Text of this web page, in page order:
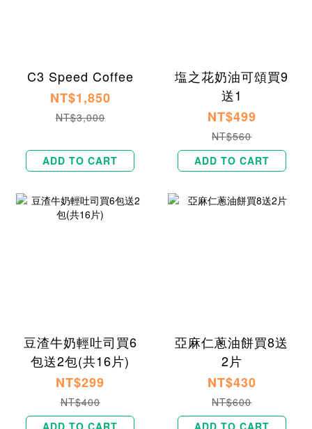
C3 Speed Coffee
NT$1,850
NT$3,000
ADD TO CART
塩之花奶油可頌買9
送1
NT$499
NT$560
ADD TO CART
豆渣牛奶輕吐司買6
包送2包(共16片)
NT$299
NT$400
亞麻仁蔥油餅買8送
2片
NT$430
NT$600